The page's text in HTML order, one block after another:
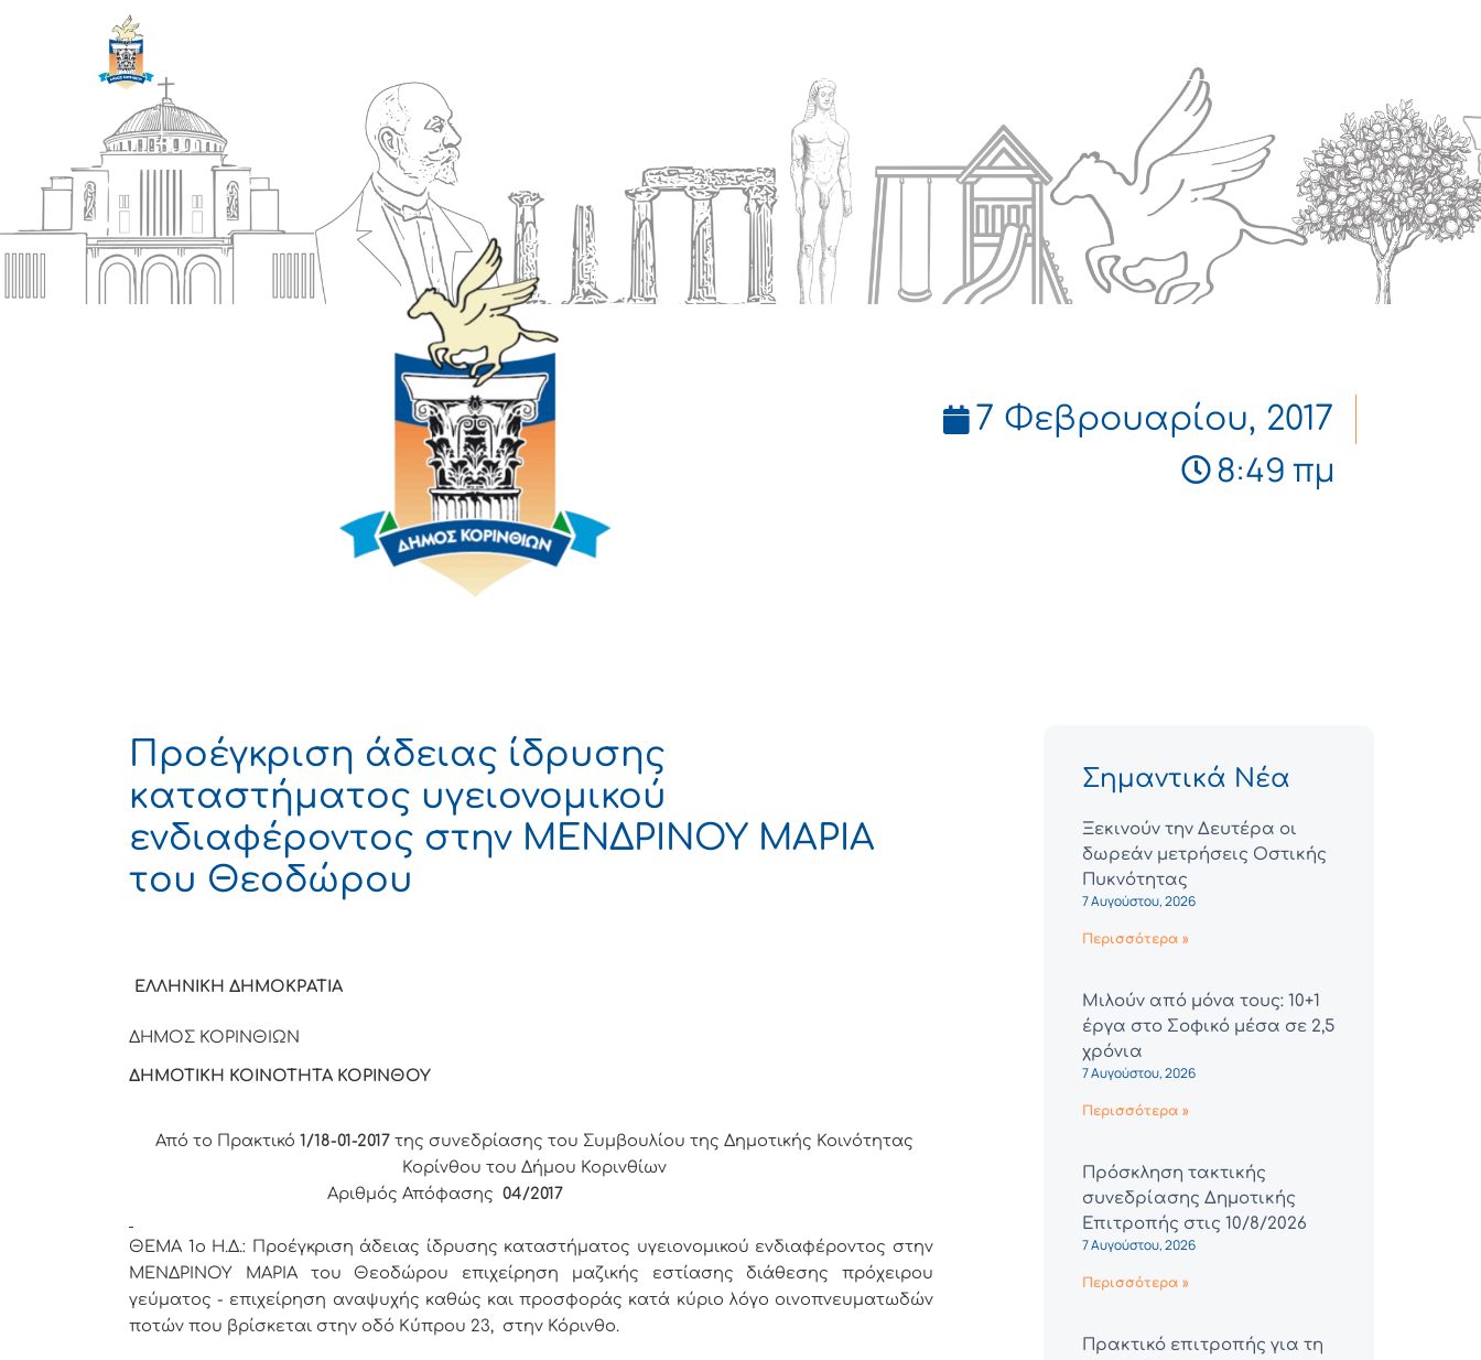
7 Φεβρουαρίου, 2017
8:49 πμ
Προέγκριση άδειας ίδρυσης
καταστήματος υγειονομικού
ενδιαφέροντος στην ΜΕΝΔΡΙΝΟΥ ΜΑΡΙΑ
του Θεοδώρου
ΕΛΛΗΝΙΚΗ ΔΗΜΟΚΡΑΤΙΑ
ΔΗΜΟΣ ΚΟΡΙΝΘΙΩΝ
ΔΗΜΟΤΙΚΗ ΚΟΙΝΟΤΗΤΑ ΚΟΡΙΝΘΟΥ
Από το Πρακτικό 1/18-01-2017της συνεδρίασης του Συμβουλίου της Δημοτικής Κοινότητας
Κορίνθου του Δήμου Κορινθίων
Αριθμός Απόφασης 04/2017
ΘΕΜΑ 1o Η.Δ.: Προέγκριση άδειας ίδρυσης καταστήματος υγειονομικού ενδιαφέροντος στην
ΜΕΝΔΡΙΝΟΥ ΜΑΡΙΑ του Θεοδώρου επιχείρηση μαζικής εστίασης διάθεσης πρόχειρου
γεύματος - επιχείρηση αναψυχής καθώς και προσφοράς κατά κύριο λόγο οινοπνευματωδών
ποτών που βρίσκεται στην οδό Κύπρου 23, στην Κόρινθο.
Σημαντικά Νέα
Ξεκινούν την Δευτέρα οι
δωρεάν μετρήσεις Οστικής
Πυκνότητας
7 Αυγούστου, 2026
Περισσότερα »
Μιλούν από μόνα τους: 10+1
έργα στο Σοφικό μέσα σε 2,5
χρόνια
7 Αυγούστου, 2026
Περισσότερα »
Πρόσκληση τακτικής
συνεδρίασης Δημοτικής
Επιτροπής στις 10/8/2026
7 Αυγούστου, 2026
Περισσότερα »
Πρακτικό επιτροπής για τη